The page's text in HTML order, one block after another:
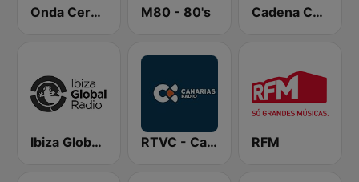
Onda Cero Gijón M80 - 80's Cadena COPE Asturias
Ibiza Global Radio RTVC - Canarias Radio RFM